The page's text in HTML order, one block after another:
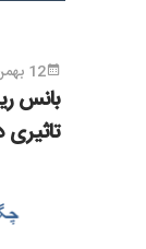
12 بهمن 1398
بانس